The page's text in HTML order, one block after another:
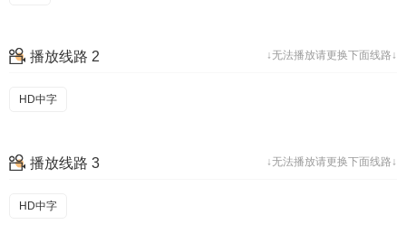
↓无法播放请更换下面线路↓
播放线路 2
HD中字
↓无法播放请更换下面线路↓
播放线路 3
HD中字